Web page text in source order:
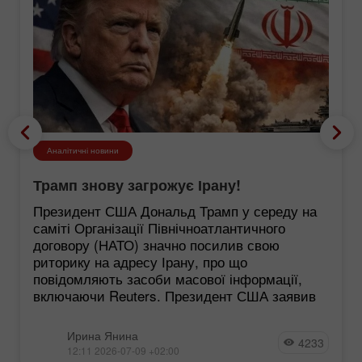
Аналітичні новини
Трамп знову загрожує Ірану!
Президент США Дональд Трамп у середу на
саміті Організації Північноатлантичного
договору (НАТО) значно посилив свою
риторику на адресу Ірану, про що
повідомляють засоби масової інформації,
включаючи Reuters. Президент США заявив
Ирина Янина
12:11 2026-07-09 +02:00 4233